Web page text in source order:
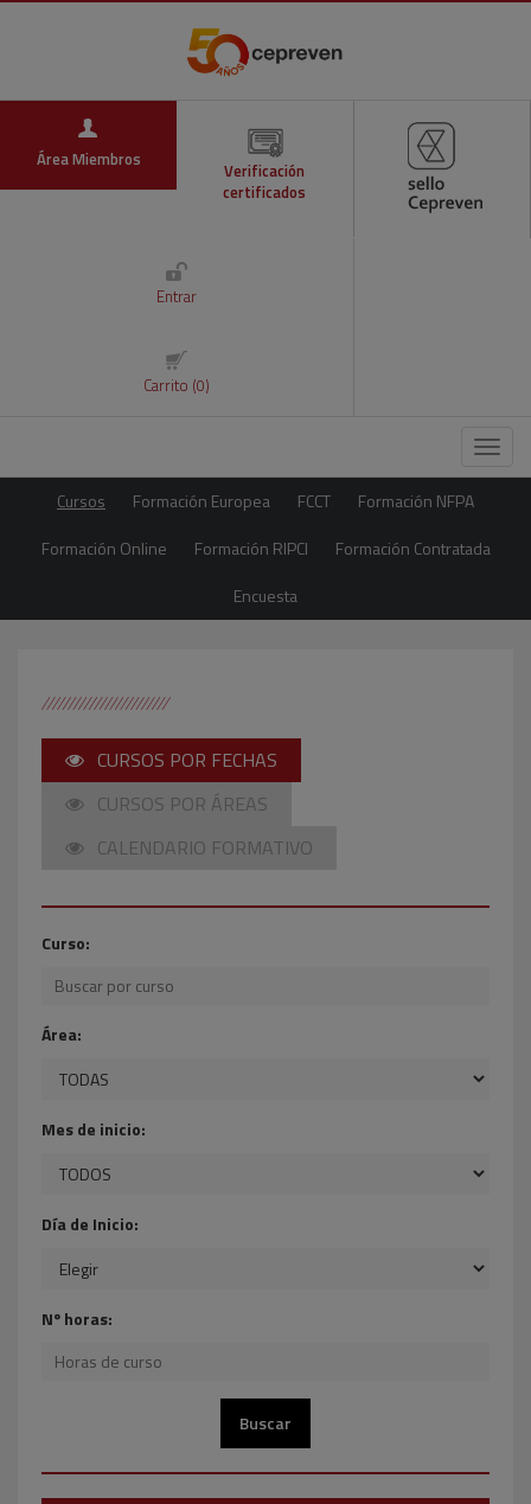
Área Miembros
Verificación
certificados
Entrar
Carrito (0)
Menú
Cursos Formación Europea FCCT
Formación NFPA
Formación Online
Formación RIPCI
Formación Contratada
Encuesta
CURSOS POR FECHAS
CURSOS POR ÁREAS
CALENDARIO FORMATIVO
Curso:
Área:
Mes de inicio:
Día de Inicio:
Nº horas: